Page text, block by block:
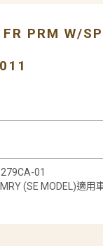
FR PRM W/
01
(SE MODEL)適用